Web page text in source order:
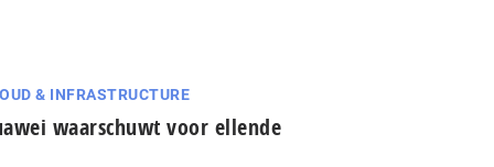
& INFRASTRUCTURE
waarschuwt voor ellende